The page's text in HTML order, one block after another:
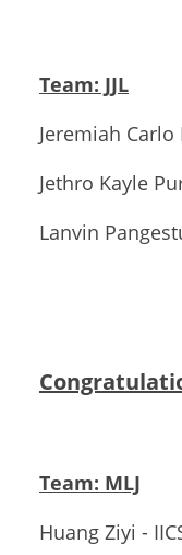
Team: JJL
Jeremiah
Jethro Kayle
Lanvin
Team: MLJ
Huang Ziyi -